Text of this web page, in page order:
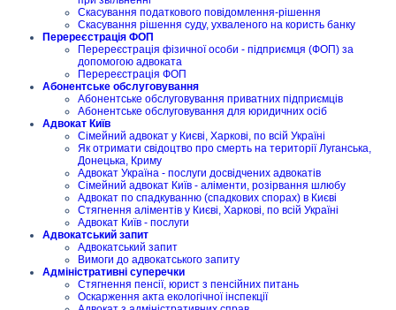
Скасування податкового повідомлення-рішення
Скасування рішення суду, ухваленого на користь банку
Перереєстрація ФОП
Перереєстрація фізичної особи - підприємця (ФОП) за
допомогою адвоката
Перереєстрація ФОП
Абонентське обслуговування
Абонентське обслуговування приватних підприємців
Абонентське обслуговування для юридичних осіб
Адвокат Київ
Сімейний адвокат у Києві, Харкові, по всій Україні
Як отримати свідоцтво про смерть на території Луганська,
Донецька, Криму
Адвокат Україна - послуги досвідчених адвокатів
Сімейний адвокат Київ - аліменти, розірвання шлюбу
Адвокат по спадкуванню (спадкових спорах) в Києві
Стягнення аліментів у Києві, Харкові, по всій Україні
Адвокат Київ - послуги
Адвокатський запит
Адвокатський запит
Вимоги до адвокатського запиту
Адміністративні суперечки
Стягнення пенсії, юрист з пенсійних питань
Оскарження акта екологічної інспекції